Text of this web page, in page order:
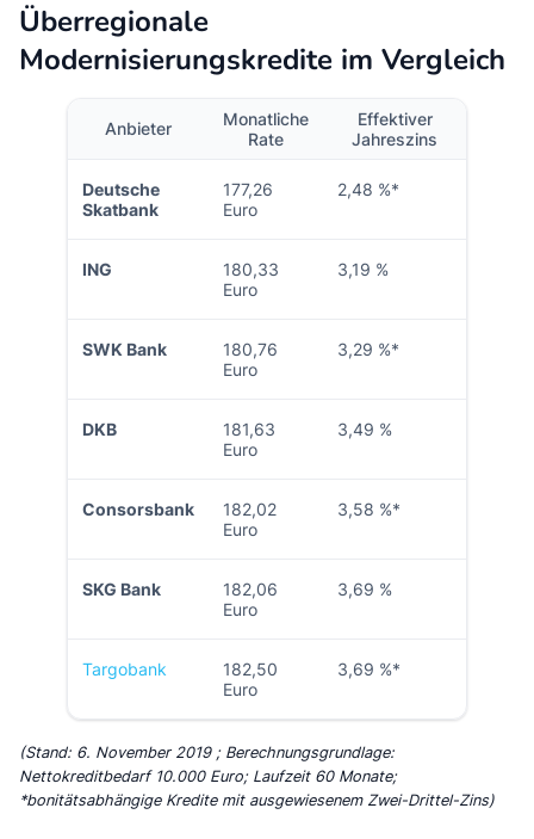
Überregionale
Modernisierungskredite im Vergleich
Anbieter
Monatliche
Rate
Effektiver
Jahreszins
Deutsche
Skatbank
177,26
Euro
2,48 %*
ING
180,33
Euro
3,19 %
SWK Bank
180,76
Euro
3,29 %*
DKB
181,63
Euro
3,49 %
Consorsbank
182,02
Euro
3,58 %*
SKG Bank
182,06
Euro
3,69 %
Targobank
182,50
Euro
3,69 %*
(Stand: 6. November 2019 ; Berechnungsgrundlage:
Nettokreditbedarf 10.000 Euro; Laufzeit 60 Monate;
*bonitätsabhängige Kredite mit ausgewiesenem Zwei-Drittel-Zins)